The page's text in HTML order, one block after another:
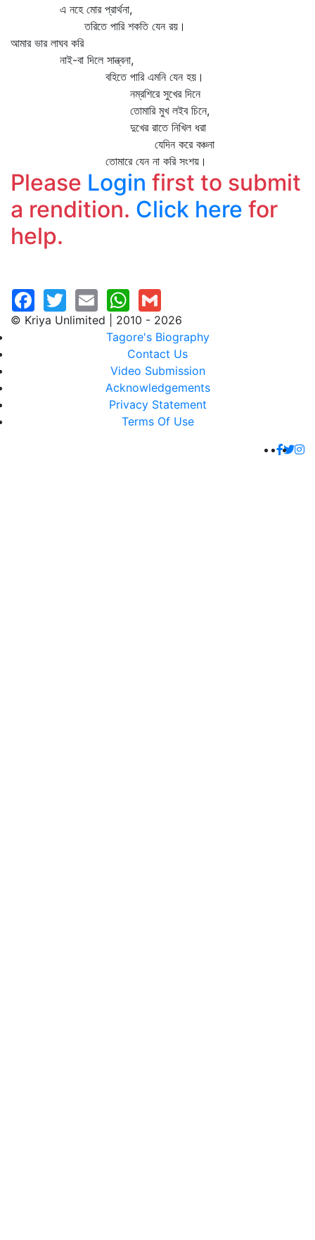
এ নহে মোর প্রার্থনা,
তরিতে পারি শকতি যেন রয়।
আমার ভার লাঘব করি
নাই-বা দিলে সান্ত্বনা,
বহিতে পারি এমনি যেন হয়।
নম্রশিরে সুখের দিনে
তোমারি মুখ লইব চিনে,
দুখের রাতে নিখিল ধরা
যেদিন করে বঞ্চনা
তোমারে যেন না করি সংশয়।
Please Login first to submit
a rendition. Click here for
help.
© Kriya Unlimited | 2010 - 2026
Tagore's Biography
Contact Us
Video Submission
Acknowledgements
Privacy Statement
Terms Of Use